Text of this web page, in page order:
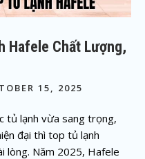
Hafele Chất Lượng,
15, 2025
tủ lạnh vừa sang trọng,
đại thì top tủ lạnh
lòng. Năm 2025, Hafele